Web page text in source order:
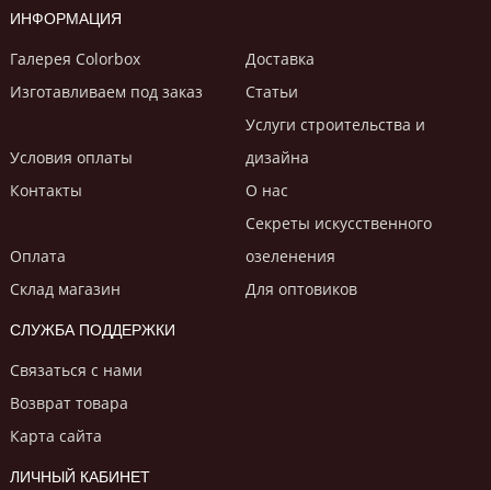
ИНФОРМАЦИЯ
Галерея Colorbox
Доставка
Изготавливаем под заказ
Статьи
Условия оплаты
Услуги строительствa и
дизайнa
Контакты
О нас
Оплата
Секреты искусственного
озеленения
Склад магазин
Для оптовиков
СЛУЖБА ПОДДЕРЖКИ
Связаться с нами
Возврат товара
Карта сайта
ЛИЧНЫЙ КАБИНЕТ